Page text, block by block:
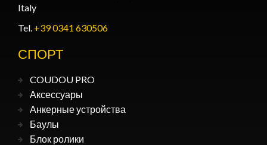
Italy
Tel. +39 0341 630506
СПОРТ
COUDOU PRO
Аксессуары
Анкерные устройства
Баулы
Блок ролики